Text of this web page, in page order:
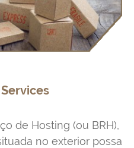
de Hosting (ou BRH),
no exterior possa